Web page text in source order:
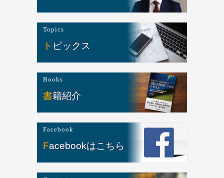
Topics
トピックス
Books
書籍紹介
Facebook
Facebookはこちら